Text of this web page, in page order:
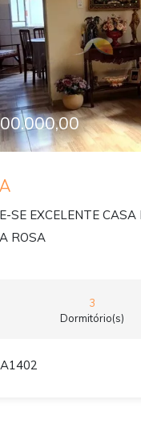
SE EXCELENTE CASA
ROSA
3
Dormitório(s)